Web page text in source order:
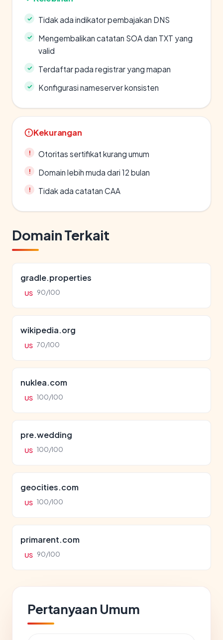
Tidak ada indikator pembajakan DNS
Mengembalikan catatan SOA dan TXT yang
valid
Terdaftar pada registrar yang mapan
Konfigurasi nameserver konsisten
Kekurangan
Otoritas sertifikat kurang umum
Domain lebih muda dari 12 bulan
Tidak ada catatan CAA
Domain Terkait
gradle.properties
US 90/100
wikipedia.org
US 70/100
nuklea.com
US 100/100
pre.wedding
US 100/100
geocities.com
US 100/100
primarent.com
US 90/100
Pertanyaan Umum